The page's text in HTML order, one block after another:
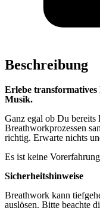
Beschreibung
Erlebe
Musik.
Ganz egal ob Du bereits
Breathworkprozessen
richtig. Erwarte nichts
Es ist keine
Sicherheitshinweise
Breathwork kann
auslösen. Bitte beachte